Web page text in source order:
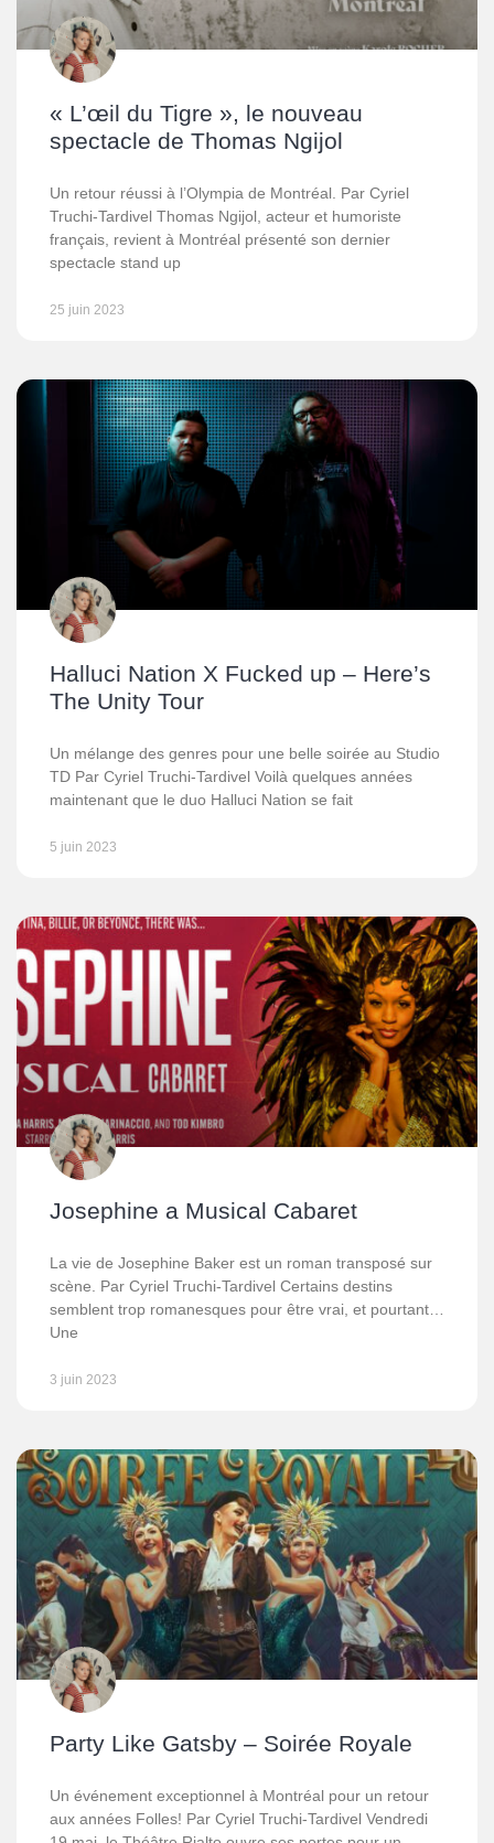
« L’œil du Tigre », le nouveau
spectacle de Thomas Ngijol
Un retour réussi à l’Olympia de Montréal. Par Cyriel
Truchi-Tardivel Thomas Ngijol, acteur et humoriste
français, revient à Montréal présenté son dernier
spectacle stand up
25 juin 2023
Halluci Nation X Fucked up – Here’s
The Unity Tour
Un mélange des genres pour une belle soirée au Studio
TD Par Cyriel Truchi-Tardivel Voilà quelques années
maintenant que le duo Halluci Nation se fait
5 juin 2023
Josephine a Musical Cabaret
La vie de Josephine Baker est un roman transposé sur
scène. Par Cyriel Truchi-Tardivel Certains destins
semblent trop romanesques pour être vrai, et pourtant…
Une
3 juin 2023
Party Like Gatsby – Soirée Royale
Un événement exceptionnel à Montréal pour un retour
aux années Folles! Par Cyriel Truchi-Tardivel Vendredi